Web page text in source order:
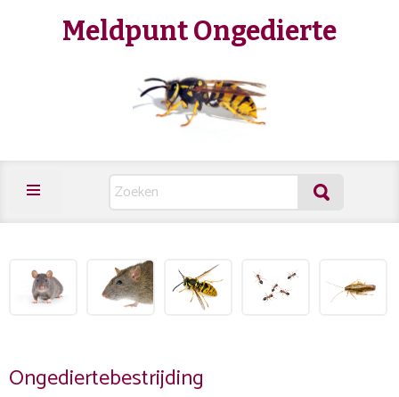
Meldpunt Ongedierte
Ongediertebestrijding